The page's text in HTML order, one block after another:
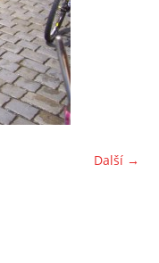
Další →